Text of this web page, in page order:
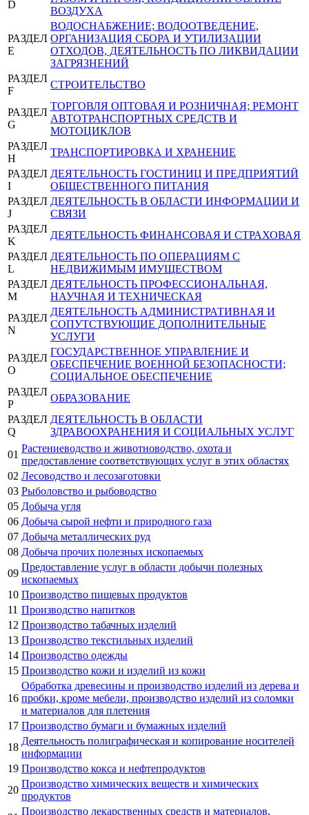
D
ВОЗДУХА
РАЗДЕЛ
E
ВОДОСНАБЖЕНИЕ; ВОДООТВЕДЕНИЕ,
ОРГАНИЗАЦИЯ СБОРА И УТИЛИЗАЦИИ
ОТХОДОВ, ДЕЯТЕЛЬНОСТЬ ПО ЛИКВИДАЦИИ
ЗАГРЯЗНЕНИЙ
РАЗДЕЛ
F
СТРОИТЕЛЬСТВО
РАЗДЕЛ
G
ТОРГОВЛЯ ОПТОВАЯ И РОЗНИЧНАЯ; РЕМОНТ
АВТОТРАНСПОРТНЫХ СРЕДСТВ И
МОТОЦИКЛОВ
РАЗДЕЛ
H
ТРАНСПОРТИРОВКА И ХРАНЕНИЕ
РАЗДЕЛ
I
ДЕЯТЕЛЬНОСТЬ ГОСТИНИЦ И ПРЕДПРИЯТИЙ
ОБЩЕСТВЕННОГО ПИТАНИЯ
РАЗДЕЛ
J
ДЕЯТЕЛЬНОСТЬ В ОБЛАСТИ ИНФОРМАЦИИ И
СВЯЗИ
РАЗДЕЛ
K
ДЕЯТЕЛЬНОСТЬ ФИНАНСОВАЯ И СТРАХОВАЯ
РАЗДЕЛ
L
ДЕЯТЕЛЬНОСТЬ ПО ОПЕРАЦИЯМ С
НЕДВИЖИМЫМ ИМУЩЕСТВОМ
РАЗДЕЛ
M
ДЕЯТЕЛЬНОСТЬ ПРОФЕССИОНАЛЬНАЯ,
НАУЧНАЯ И ТЕХНИЧЕСКАЯ
РАЗДЕЛ
N
ДЕЯТЕЛЬНОСТЬ АДМИНИСТРАТИВНАЯ И
СОПУТСТВУЮЩИЕ ДОПОЛНИТЕЛЬНЫЕ
УСЛУГИ
РАЗДЕЛ
O
ГОСУДАРСТВЕННОЕ УПРАВЛЕНИЕ И
ОБЕСПЕЧЕНИЕ ВОЕННОЙ БЕЗОПАСНОСТИ;
СОЦИАЛЬНОЕ ОБЕСПЕЧЕНИЕ
РАЗДЕЛ
P
ОБРАЗОВАНИЕ
РАЗДЕЛ
Q
ДЕЯТЕЛЬНОСТЬ В ОБЛАСТИ
ЗДРАВООХРАНЕНИЯ И СОЦИАЛЬНЫХ УСЛУГ
01
Растениеводство и животноводство, охота и
предоставление соответствующих услуг в этих областях
02 Лесоводство и лесозаготовки
03 Рыболовство и рыбоводство
05 Добыча угля
06 Добыча сырой нефти и природного газа
07 Добыча металлических руд
08 Добыча прочих полезных ископаемых
09
Предоставление услуг в области добычи полезных
ископаемых
10 Производство пищевых продуктов
11 Производство напитков
12 Производство табачных изделий
13 Производство текстильных изделий
14 Производство одежды
15 Производство кожи и изделий из кожи
16
Обработка древесины и производство изделий из дерева и
пробки, кроме мебели, производство изделий из соломки
и материалов для плетения
17 Производство бумаги и бумажных изделий
18
Деятельность полиграфическая и копирование носителей
информации
19 Производство кокса и нефтепродуктов
20
Производство химических веществ и химических
продуктов
Производство лекарственных средств и материалов,